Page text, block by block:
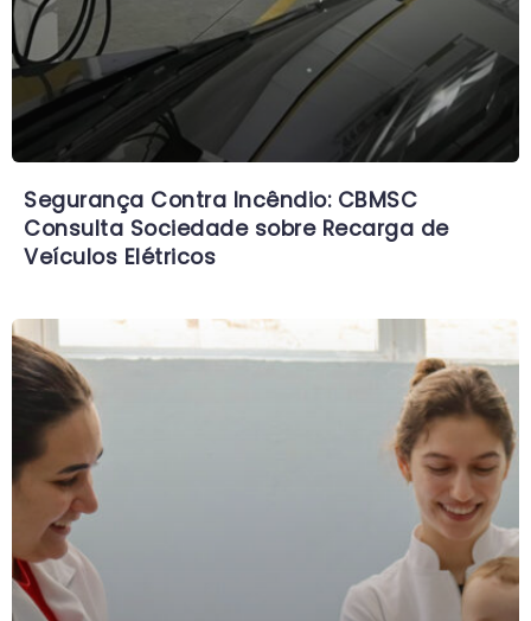
Segurança Contra Incêndio: CBMSC
Consulta Sociedade sobre Recarga de
Veículos Elétricos